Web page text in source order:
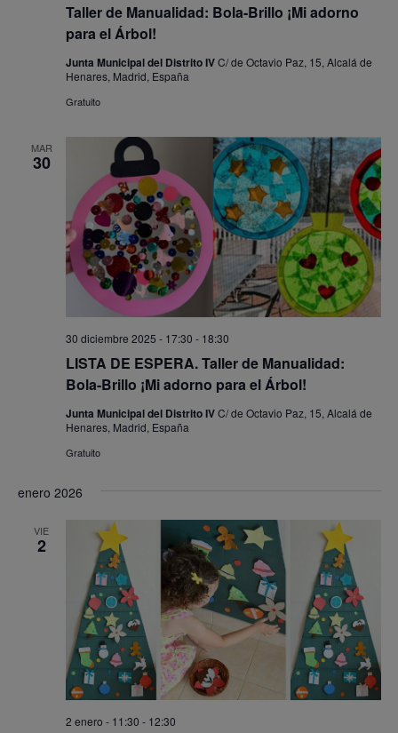
Taller de Manualidad: Bola-Brillo ¡Mi adorno
para el Árbol!
Junta Municipal del Distrito IVC/ de Octavio Paz, 15, Alcalá de
Henares, Madrid, España
Gratuito
MAR
30
LISTA DE ESPERA. Taller de Manualidad:
Bola-Brillo ¡Mi adorno para el Árbol!
30 diciembre 2025 - 17:30 - 18:30
Junta Municipal del Distrito IVC/ de Octavio Paz, 15, Alcalá de
Henares, Madrid, España
Gratuito
enero 2026
VIE
2
2 enero - 11:30 - 12:30